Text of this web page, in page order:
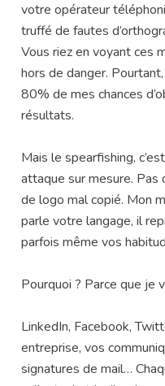
votre opérateur
truffé de fautes
Vous riez en voyant ces
hors de danger.
80% de mes chances
résultats.
Mais le spearfishing,
attaque sur mesure. Pas
de logo mal copié. Mon
parle votre langage, il
parfois même vos
Pourquoi ? Parce que je
LinkedIn, Facebook,
entreprise, vos
signatures de mail…